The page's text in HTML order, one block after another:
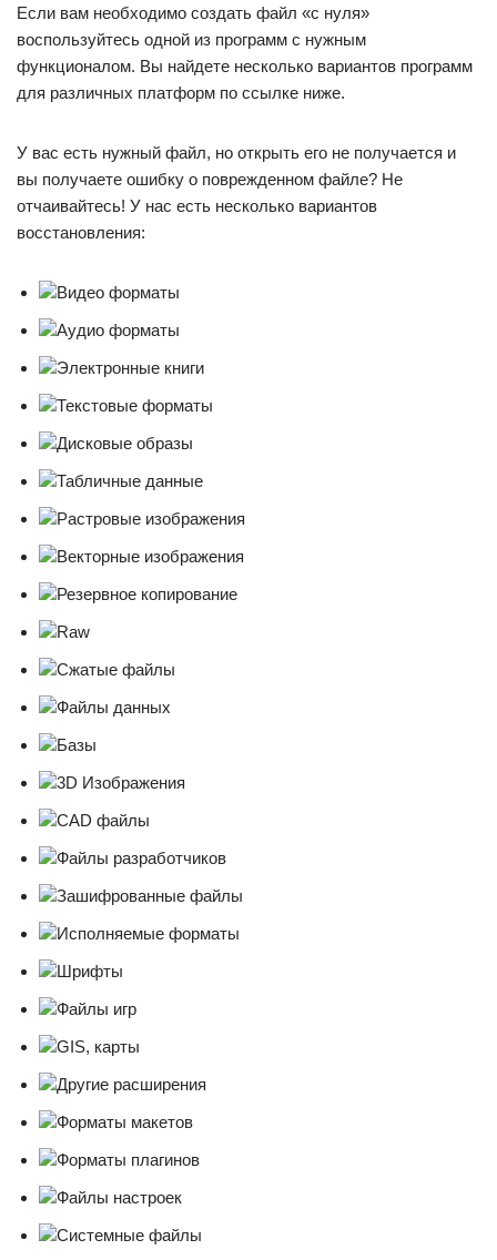
Если вам необходимо создать файл «с нуля»
воспользуйтесь одной из программ с нужным
функционалом. Вы найдете несколько вариантов программ
для различных платформ по ссылке ниже.
У вас есть нужный файл, но открыть его не получается и
вы получаете ошибку о поврежденном файле? Не
отчаивайтесь! У нас есть несколько вариантов
восстановления:
Видео форматы
Аудио форматы
Электронные книги
Текстовые форматы
Дисковые образы
Табличные данные
Растровые изображения
Векторные изображения
Резервное копирование
Raw
Сжатые файлы
Файлы данных
Базы
3D Изображения
CAD файлы
Файлы разработчиков
Зашифрованные файлы
Исполняемые форматы
Шрифты
Файлы игр
GIS, карты
Другие расширения
Форматы макетов
Форматы плагинов
Файлы настроек
Системные файлы